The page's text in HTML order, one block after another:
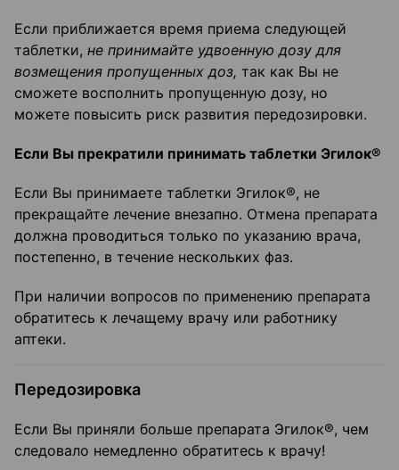
Если приближается время приема следующей
таблетки, не принимайте удвоенную дозу для
возмещения пропущенных доз, так как Вы не
сможете восполнить пропущенную дозу, но
можете повысить риск развития передозировки.
Если Вы прекратили принимать таблетки Эгилок®
Если Вы принимаете таблетки Эгилок®, не
прекращайте лечение внезапно. Отмена препарата
должна проводиться только по указанию врача,
постепенно, в течение нескольких фаз.
При наличии вопросов по применению препарата
обратитесь к лечащему врачу или работнику
аптеки.
Передозировка
Если Вы приняли больше препарата Эгилок®, чем
следовало немедленно обратитесь к врачу!